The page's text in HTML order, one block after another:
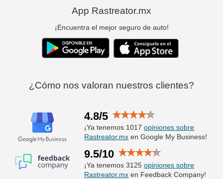
App Rastreator.mx
¡Encuentra el mejor seguro de auto!
¿Cómo nos valoran nuestros clientes?
4.8/5
¡Ya tenemos 1017opiniones sobre
Rastreator.mx en Google My Business!
9.5/10
¡Ya tenemos 3125opiniones sobre
Rastreator.mx en Feedback Company!